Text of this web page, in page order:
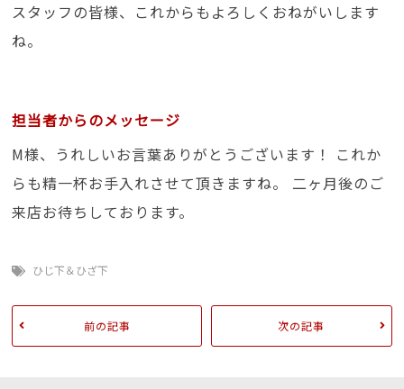
スタッフの皆様、これからもよろしくおねがいします
ね。
担当者からのメッセージ
M様、うれしいお言葉ありがとうございます！ これか
らも精一杯お手入れさせて頂きますね。 二ヶ月後のご
来店お待ちしております。
ひじ下＆ひざ下
前の記事 次の記事